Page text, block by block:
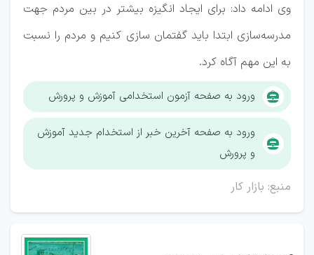
وی ادامه داد: برای ایجاد انگیزه بیشتر در بین مردم جهت
مدرسه‌سازی ابتدا باید گفتمان سازی کنیم و مردم را نسبت
به این مهم آگاه کرد.
ورود به صفحه آزمون استخدامی آموزش و پرورش
ورود به صفحه آخرین خبر از استخدام جدید آموزش
و پرورش
منبع: بازار کار